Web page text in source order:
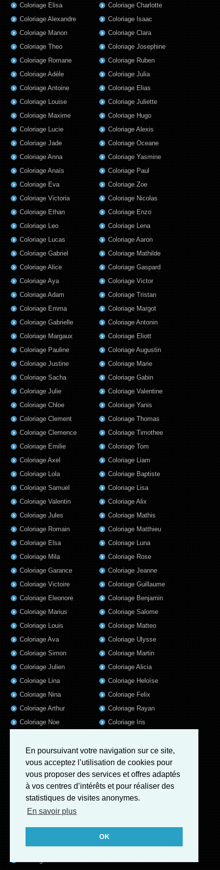
En poursuivant votre navigation sur ce site,
vous acceptez l’utilisation de cookies pour
vous proposer des services et offres adaptés
à vos centres d’intérêts et pour réaliser des
statistiques de visites anonymes.
En savoir plus
OK
Coloriage Elisa
Coloriage Alexandre
Coloriage Manon
Coloriage Theo
Coloriage Romane
Coloriage Adèle
Coloriage Antoine
Coloriage Louise
Coloriage Maxime
Coloriage Lucie
Coloriage Jade
Coloriage Anna
Coloriage Anaïs
Coloriage Eva
Coloriage Victoria
Coloriage Ethan
Coloriage Leo
Coloriage Lucas
Coloriage Gabriel
Coloriage Alice
Coloriage Aya
Coloriage Adam
Coloriage Emma
Coloriage Gabrielle
Coloriage Charlotte
Coloriage Isaac
Coloriage Clara
Coloriage Josephine
Coloriage Ruben
Coloriage Julia
Coloriage Elias
Coloriage Juliette
Coloriage Hugo
Coloriage Alexis
Coloriage Oceane
Coloriage Yasmine
Coloriage Paul
Coloriage Zoe
Coloriage Nicolas
Coloriage Enzo
Coloriage Lena
Coloriage Aaron
Coloriage Mathilde
Coloriage Gaspard
Coloriage Victor
Coloriage Tristan
Coloriage Margot
Coloriage Antonin
Coloriage Margaux
Coloriage Pauline
Coloriage Justine
Coloriage Sacha
Coloriage Julie
Coloriage Chloe
Coloriage Clement
Coloriage Clemence
Coloriage Emilie
Coloriage Axel
Coloriage Lola
Coloriage Samuel
Coloriage Valentin
Coloriage Jules
Coloriage Romain
Coloriage Elsa
Coloriage Mila
Coloriage Garance
Coloriage Victoire
Coloriage Eleonore
Coloriage Marius
Coloriage Louis
Coloriage Ava
Coloriage Simon
Coloriage Julien
Coloriage Lina
Coloriage Nina
Coloriage Arthur
Coloriage Noe
Coloriage Eliott
Coloriage Augustin
Coloriage Marie
Coloriage Gabin
Coloriage Valentine
Coloriage Yanis
Coloriage Thomas
Coloriage Timothee
Coloriage Tom
Coloriage Liam
Coloriage Baptiste
Coloriage Lisa
Coloriage Alix
Coloriage Mathis
Coloriage Matthieu
Coloriage Luna
Coloriage Rose
Coloriage Jeanne
Coloriage Guillaume
Coloriage Benjamin
Coloriage Salome
Coloriage Matteo
Coloriage Ulysse
Coloriage Martin
Coloriage Alicia
Coloriage Heloïse
Coloriage Felix
Coloriage Rayan
Coloriage Iris
Coloriage Charles
Coloriage Oscar
Coloriage Agathe
Coloriage Quentin
Coloriage Adrien